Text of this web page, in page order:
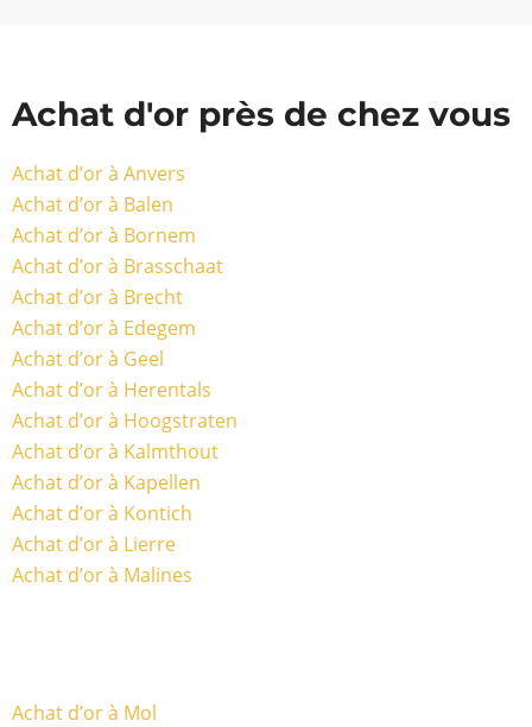
Achat d'or près de chez vous
Achat d’or à Anvers
Achat d’or à Balen
Achat d’or à Bornem
Achat d’or à Brasschaat
Achat d’or à Brecht
Achat d’or à Edegem
Achat d’or à Geel
Achat d’or à Herentals
Achat d’or à Hoogstraten
Achat d’or à Kalmthout
Achat d’or à Kapellen
Achat d’or à Kontich
Achat d’or à Lierre
Achat d’or à Malines
Achat d’or à Mol